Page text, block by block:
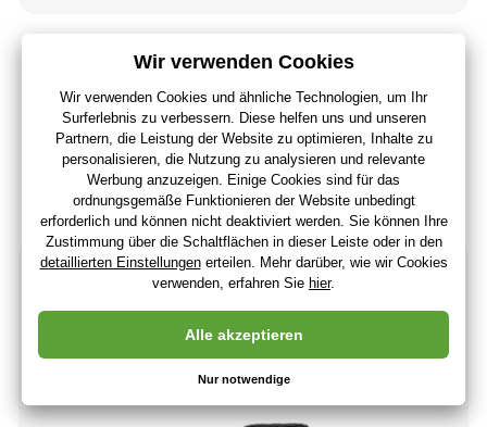
Elektrisches Auto Audi RS E-tron GT 12V, grau, breiter
Einzelsitz, 2,4 GHz Fernbedienung
199,00 €
,23 €ohne MwSt
+ 199 Punkte
3 - 7 Tage(Bei Ihnen 18.08.)